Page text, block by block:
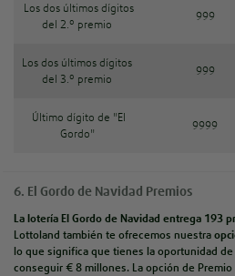
Los dos últimos dígitos
del 2.º premio
999
Los dos últimos dígitos
del 3.º premio
999
Último dígito de "El
Gordo"
9999
6. El Gordo de Navidad Premios
La lotería El Gordo de Navidad entrega 193
Lottoland también te ofrecemos nuestra
lo que significa que tienes la oportunidad
conseguir € 8 millones. La opción de